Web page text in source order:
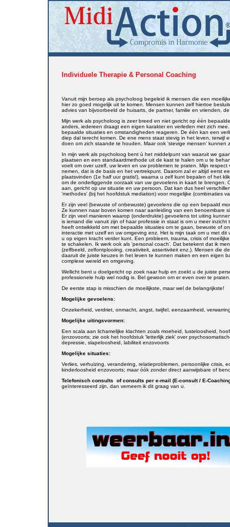
Individuele Therapie & Personal Coaching
Vanuit mijn beroep als psycholoog begeleid ik mensen die een
hier zo goed mogelijk uit te komen. Mensen kunnen zelf hiertoe
advies van bijvoorbeeld de huisarts, de partner, familie en vrienden,
Mijn werk als psycholoog is zeer breed en niet gericht op één
anders, iedereen draagt een eigen karakter en verleden met zich
bepaalde situaties en omstandigheden reageren. De één kan een
diep dal terecht komen. De ene mens staat stevig in het leven, terwijl
doen om zich staande te houden. Maar ook 'stevige mensen' kunnen
In mijn werk als psycholoog bent ú het middelpunt van waaruit we
plaatsen en een standaardmethode uit de kast te halen om u te
voelt om over uzelf, uw leven en uw problemen te praten. Mijn
nemen, dat is de basis en het vertrekpunt. Daarom zal er altijd eerst
plaatsvinden (1e half uur gratis!), waarna u zelf kunt bepalen of het
om de onderliggende oorzaak van uw gevoelens in kaart te brengen.
aan, gericht op uw situatie en uw persoon. Dat kan dus heel
'methodes' (bij het hoofdstuk mediation) voor mogelijke (combinaties
Er zijn veel (bewuste of onbewuste) gevoelens die op een bepaald
Ze kunnen naar boven komen naar aanleiding van een benoembare
Er zijn veel manieren waarop (onderdrukte) gevoelens tot uiting
is iemand die vanuit zijn of haar professie in staat is om u meer
heeft ontwikkeld om met bepaalde situaties om te gaan, bewuste of
interactie met uzelf en uw omgeving enz. Het is mijn taak om u met
u op eigen kracht verder kunt. Een probleem, trauma, crisis of
te schakelen. Ik werk ook als 'personal coach'. Dat betekent dat ik
(zelfbeeld, zelfontplooiing, creativiteit, assertiviteit enz.). Mensen die
daaruit de juiste keuzes in het leven te kunnen maken en een eigen
complexe wereld en omgeving.
Wellicht bent u doelgericht op zoek naar hulp en zoekt u de juiste
professionele hulp wel nodig is. Bel gewoon om er even over te praten.
De eerste stap is misschien de moeilijkste, maar wel de belangrijkste!
Mogelijke gevoelens:
Onzekerheid, verdriet, onmacht, angst, twijfel, eenzaamheid,
Mogelijke uitingsvormen:
Een scala aan lichamelijke klachten zoals moeheid, lusteloosheid,
(enzovoorts; zie ook het hoofdstuk 'letterlijk ziek' over
depressie, slapeloosheid, labiliteit enzovoorts
Mogelijke situaties:
Verlies, verhuizing, verandering, relatieproblemen, persoonlijke crisis,
kinderloosheid enzovoorts; maar óók zonder direct aanwijsbare of
Telefonisch consults of consults per e-mail (E-consult / E-
geïnteresseerd zijn, dan verneem ik dit graag van u.